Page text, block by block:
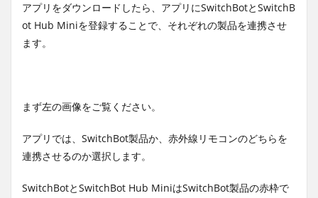
アプリをダウンロードしたら、アプリにSwitchBotとSwitchB
ot Hub Miniを登録することで、それぞれの製品を連携させ
ます。
まず左の画像をご覧ください。
アプリでは、SwitchBot製品か、赤外線リモコンのどちらを
連携させるのか選択します。
SwitchBotとSwitchBot Hub MiniはSwitchBot製品の赤枠で